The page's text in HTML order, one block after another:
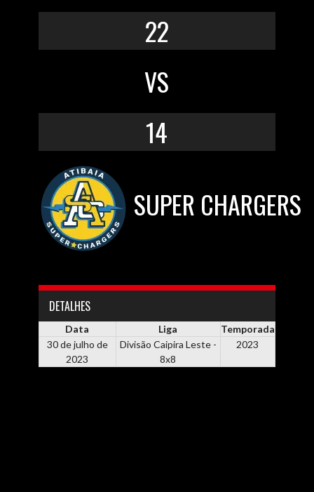
22
VS
14
SUPER CHARGERS
DETALHES
Data Liga
Temporada
30 de julho de
2023
Divisão Caipira Leste -
8x8
2023